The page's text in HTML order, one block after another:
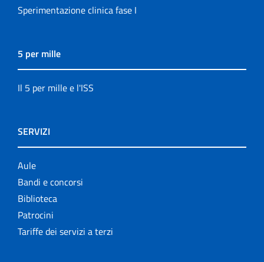
Sperimentazione clinica fase I
5 per mille
Il 5 per mille e l'ISS
SERVIZI
Aule
Bandi e concorsi
Biblioteca
Patrocini
Tariffe dei servizi a terzi